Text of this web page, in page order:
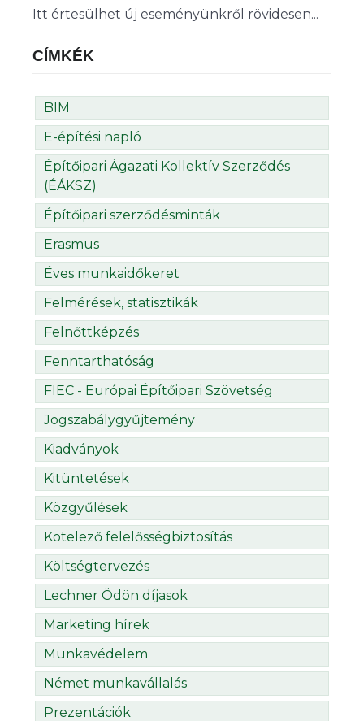
Itt értesülhet új eseményünkről rövidesen...
CÍMKÉK
BIM
E-építési napló
Építőipari Ágazati Kollektív Szerződés
(ÉÁKSZ)
Építőipari szerződésminták
Erasmus
Éves munkaidőkeret
Felmérések, statisztikák
Felnőttképzés
Fenntarthatóság
FIEC - Európai Építőipari Szövetség
Jogszabálygyűjtemény
Kiadványok
Kitüntetések
Közgyűlések
Kötelező felelősségbiztosítás
Költségtervezés
Lechner Ödön díjasok
Marketing hírek
Munkavédelem
Német munkavállalás
Prezentációk